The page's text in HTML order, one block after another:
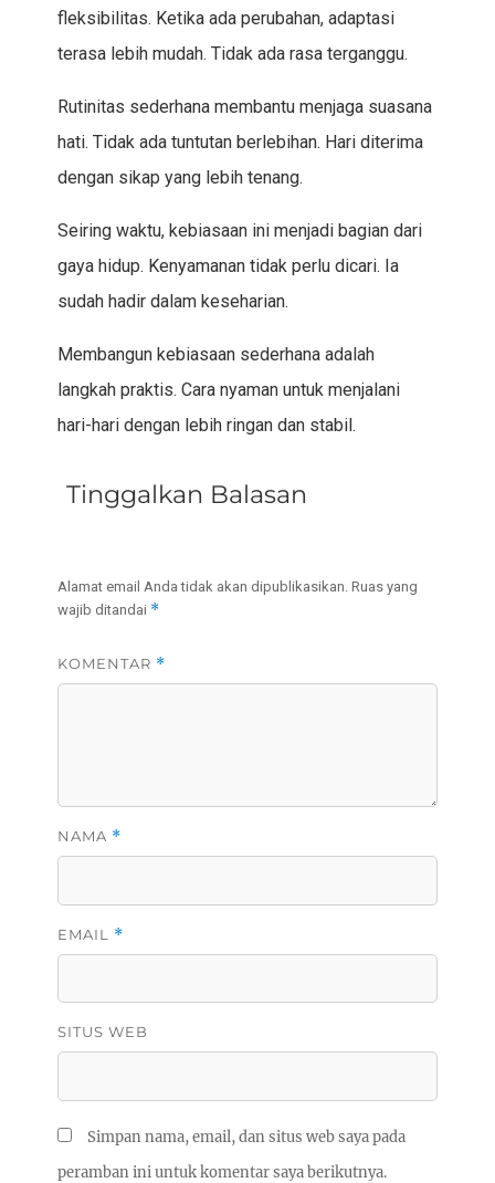
fleksibilitas. Ketika ada perubahan, adaptasi
terasa lebih mudah. Tidak ada rasa terganggu.
Rutinitas sederhana membantu menjaga suasana
hati. Tidak ada tuntutan berlebihan. Hari diterima
dengan sikap yang lebih tenang.
Seiring waktu, kebiasaan ini menjadi bagian dari
gaya hidup. Kenyamanan tidak perlu dicari. Ia
sudah hadir dalam keseharian.
Membangun kebiasaan sederhana adalah
langkah praktis. Cara nyaman untuk menjalani
hari-hari dengan lebih ringan dan stabil.
Tinggalkan Balasan
Alamat email Anda tidak akan dipublikasikan. Ruas yang
wajib ditandai *
KOMENTAR *
NAMA *
EMAIL *
SITUS WEB
Simpan nama, email, dan situs web saya pada
peramban ini untuk komentar saya berikutnya.